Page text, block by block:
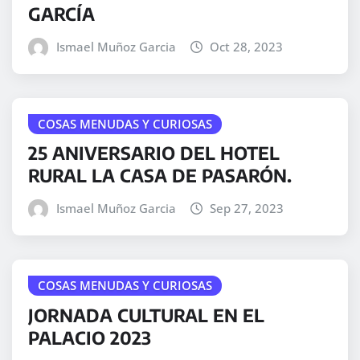
GARCÍA
Ismael Muñoz Garcia Oct 28, 2023
COSAS MENUDAS Y CURIOSAS
25 ANIVERSARIO DEL HOTEL
RURAL LA CASA DE PASARÓN.
Ismael Muñoz Garcia Sep 27, 2023
COSAS MENUDAS Y CURIOSAS
JORNADA CULTURAL EN EL
PALACIO 2023